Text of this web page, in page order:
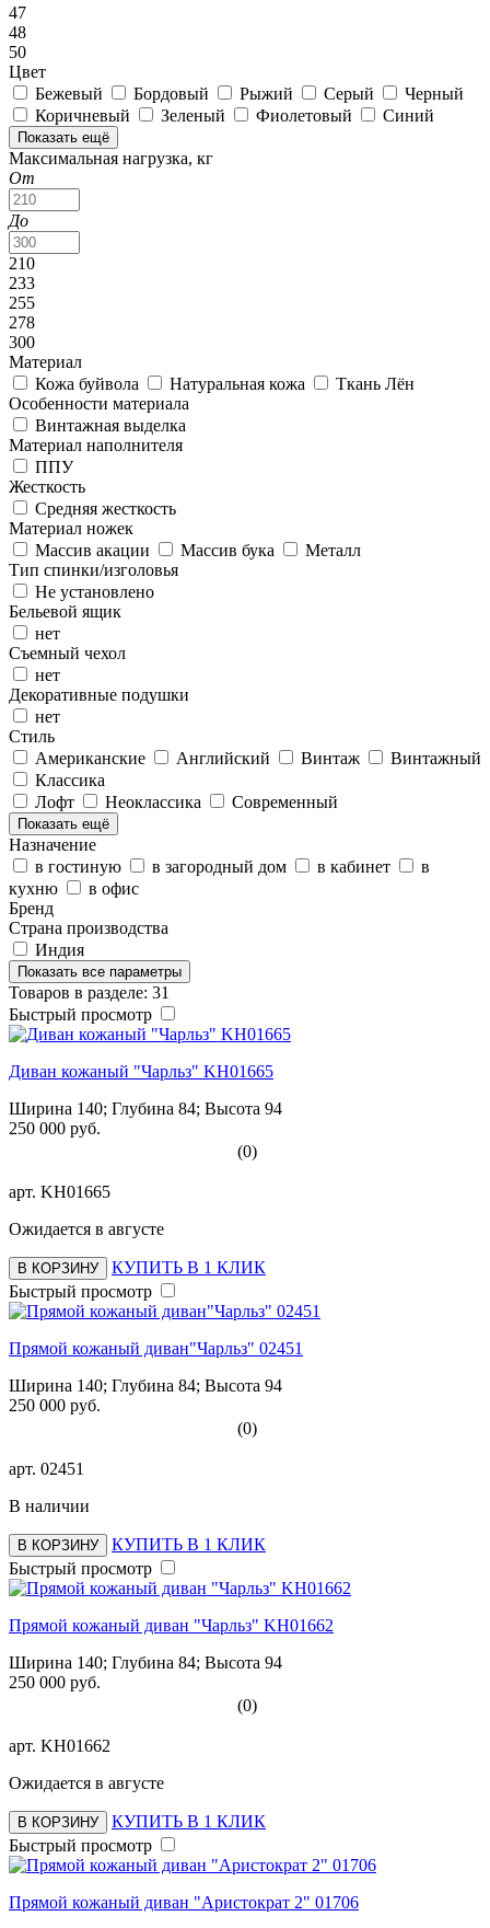
47
48
50
Цвет
Бежевый
Бордовый Рыжий Серый
Черный
Коричневый
Зеленый Фиолетовый Синий
Показать ещё
Максимальная нагрузка, кг
От
До
210
233
255
278
300
Материал
Кожа буйвола
Натуральная кожа
Ткань Лён
Особенности материала
Винтажная выделка
Материал наполнителя
ППУ
Жесткость
Средняя жесткость
Материал ножек
Массив акации
Массив бука
Металл
Тип спинки/изголовья
Не установлено
Бельевой ящик
нет
Съемный чехол
нет
Декоративные подушки
нет
Стиль
Американские
Английский Винтаж
Винтажный
Классика
Лофт
Неоклассика Современный
Показать ещё
Назначение
в гостиную
в загородный дом в кабинет
в
кухню
в офис
Бренд
Страна производства
Индия
Показать все параметры
Товаров в разделе: 31
Быстрый просмотр
Диван кожаный "Чарльз" KH01665
Ширина 140; Глубина 84; Высота 94
250 000 руб.
(0)
арт. KH01665
Ожидается в августе
В КОРЗИНУ
КУПИТЬ В 1 КЛИК
Быстрый просмотр
Прямой кожаный диван"Чарльз" 02451
Ширина 140; Глубина 84; Высота 94
250 000 руб.
(0)
арт. 02451
В наличии
В КОРЗИНУ
КУПИТЬ В 1 КЛИК
Быстрый просмотр
Прямой кожаный диван "Чарльз" KH01662
Ширина 140; Глубина 84; Высота 94
250 000 руб.
(0)
арт. KH01662
Ожидается в августе
В КОРЗИНУ
КУПИТЬ В 1 КЛИК
Быстрый просмотр
Прямой кожаный диван "Аристократ 2" 01706